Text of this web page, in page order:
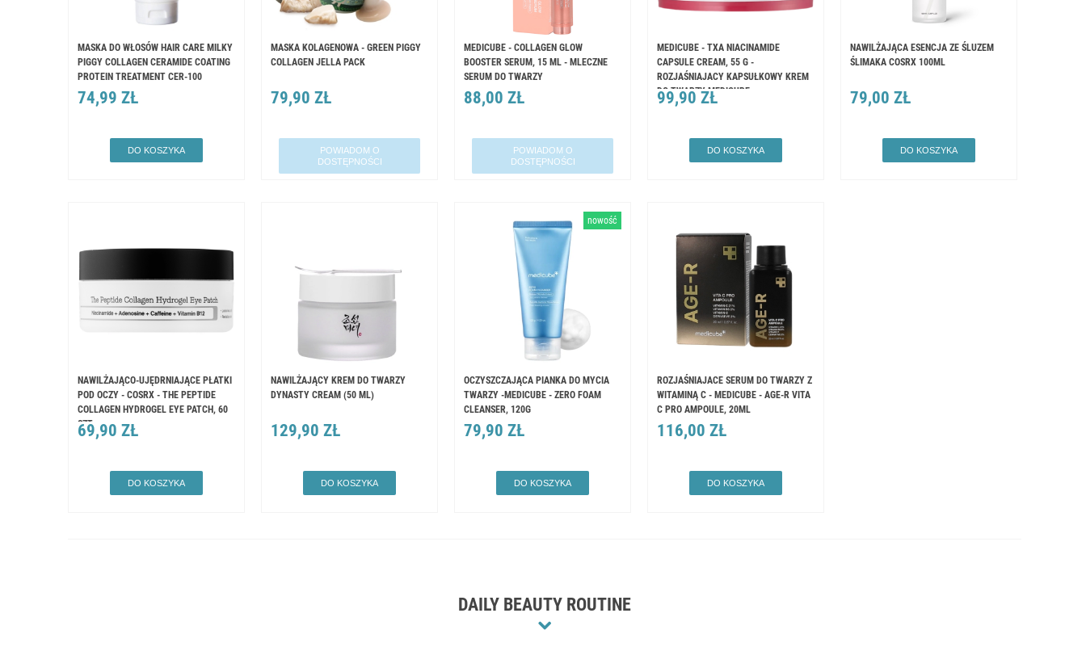
MASKA DO WŁOSÓW HAIR CARE MILKY
PIGGY COLLAGEN CERAMIDE COATING
PROTEIN TREATMENT CER-100
74,99 ZŁ
DO KOSZYKA
MASKA KOLAGENOWA - GREEN PIGGY
COLLAGEN JELLA PACK
79,90 ZŁ
POWIADOM O
DOSTĘPNOŚCI
MEDICUBE - COLLAGEN GLOW
BOOSTER SERUM, 15 ML - MLECZNE
SERUM DO TWARZY
88,00 ZŁ
POWIADOM O
DOSTĘPNOŚCI
MEDICUBE - TXA NIACINAMIDE
CAPSULE CREAM, 55 G -
ROZJAŚNIAJACY KAPSUŁKOWY KREM
DO TWARZY MEDICUBE
99,90 ZŁ
DO KOSZYKA
NAWILŻAJĄCA ESENCJA ZE ŚLUZEM
ŚLIMAKA COSRX 100ML
79,00 ZŁ
DO KOSZYKA
NAWILŻAJĄCO-UJĘDRNIAJĄCE PŁATKI
POD OCZY - COSRX - THE PEPTIDE
COLLAGEN HYDROGEL EYE PATCH, 60
SZT
69,90 ZŁ
DO KOSZYKA
NAWILŻAJĄCY KREM ​​DO TWARZY
DYNASTY CREAM (50 ML)
129,90 ZŁ
DO KOSZYKA
OCZYSZCZAJĄCA PIANKA DO MYCIA
TWARZY -MEDICUBE - ZERO FOAM
CLEANSER, 120G
79,90 ZŁ
DO KOSZYKA
nowość
ROZJAŚNIAJACE SERUM DO TWARZY Z
WITAMINĄ C - MEDICUBE - AGE-R VITA
C PRO AMPOULE, 20ML
116,00 ZŁ
DO KOSZYKA
DAILY BEAUTY ROUTINE